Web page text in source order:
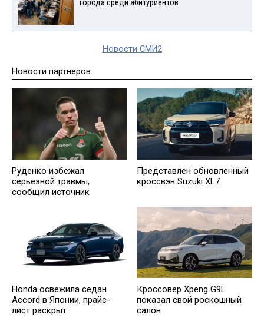
города среди абитуриентов
Новости СМИ2
Новости партнеров
Руденко избежал
серьезной травмы,
сообщил источник
Представлен обновленный
кроссвэн Suzuki XL7
Honda освежила седан
Accord в Японии, прайс-
лист раскрыт
Кроссовер Xpeng G9L
показал свой роскошный
салон